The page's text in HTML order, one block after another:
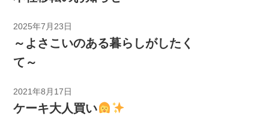
2025年7月23日
～よさこいのある暮らしがしたく
て～
2021年8月17日
ケーキ大人買い